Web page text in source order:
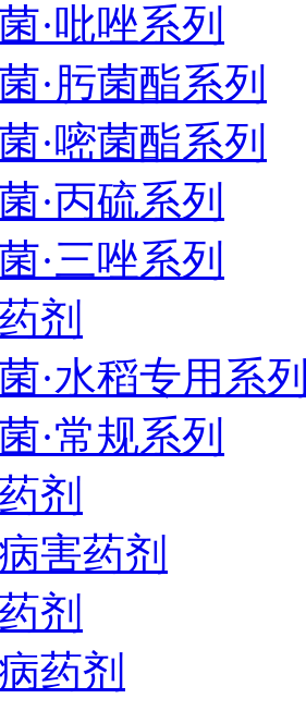
·吡唑系列
·肟菌酯系列
·嘧菌酯系列
·丙硫系列
·三唑系列
剂
·水稻专用系
·常规系列
剂
害药剂
剂
药剂